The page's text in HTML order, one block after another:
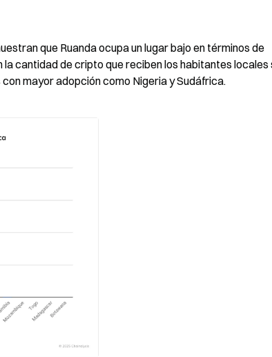
que Ruanda ocupa un lugar bajo en términos de
cantidad de cripto que reciben los habitantes locales
mayor adopción como Nigeria y Sudáfrica.